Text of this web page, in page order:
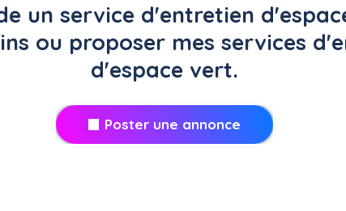
un service d'entretien
ou proposer mes services
d'espace vert.
Poster une annonce